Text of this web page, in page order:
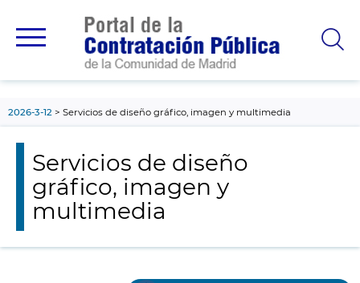
principal
2026-3-12 Servicios de diseño gráfico, imagen y multimedia
Servicios de diseño
gráfico, imagen y
multimedia